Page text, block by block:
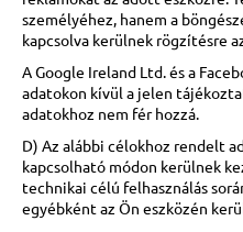
személyéhez, hanem a
kapcsolva kerülnek rögzítésre
A Google Ireland Ltd. és a
adatokon kívül a jelen
adatokhoz nem fér hozzá.
D) Az alábbi célokhoz rendelt
kapcsolható módon kerülnek
technikai célú felhasználás
egyébként az Ön eszközén